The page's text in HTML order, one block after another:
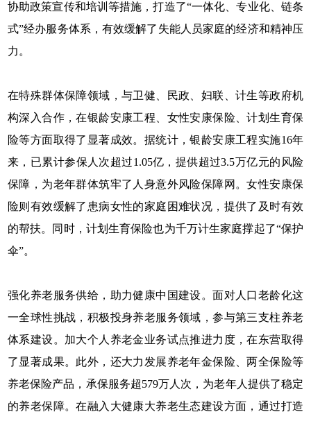
协助政策宣传和培训等措施，打造了“一体化、专业化、链条
式”经办服务体系，有效缓解了失能人员家庭的经济和精神压
力。
在特殊群体保障领域，与卫健、民政、妇联、计生等政府机
构深入合作，在银龄安康工程、女性安康保险、计划生育保
险等方面取得了显著成效。据统计，银龄安康工程实施16年
来，已累计参保人次超过1.05亿，提供超过3.5万亿元的风险
保障，为老年群体筑牢了人身意外风险保障网。女性安康保
险则有效缓解了患病女性的家庭困难状况，提供了及时有效
的帮扶。同时，计划生育保险也为千万计生家庭撑起了“保护
伞”。
强化养老服务供给，助力健康中国建设。面对人口老龄化这
一全球性挑战，积极投身养老服务领域，参与第三支柱养老
体系建设。加大个人养老金业务试点推进力度，在东营取得
了显著成果。此外，还大力发展养老年金保险、两全保险等
养老保险产品，承保服务超579万人次，为老年人提供了稳定
的养老保障。在融入大健康大养老生态建设方面，通过打造